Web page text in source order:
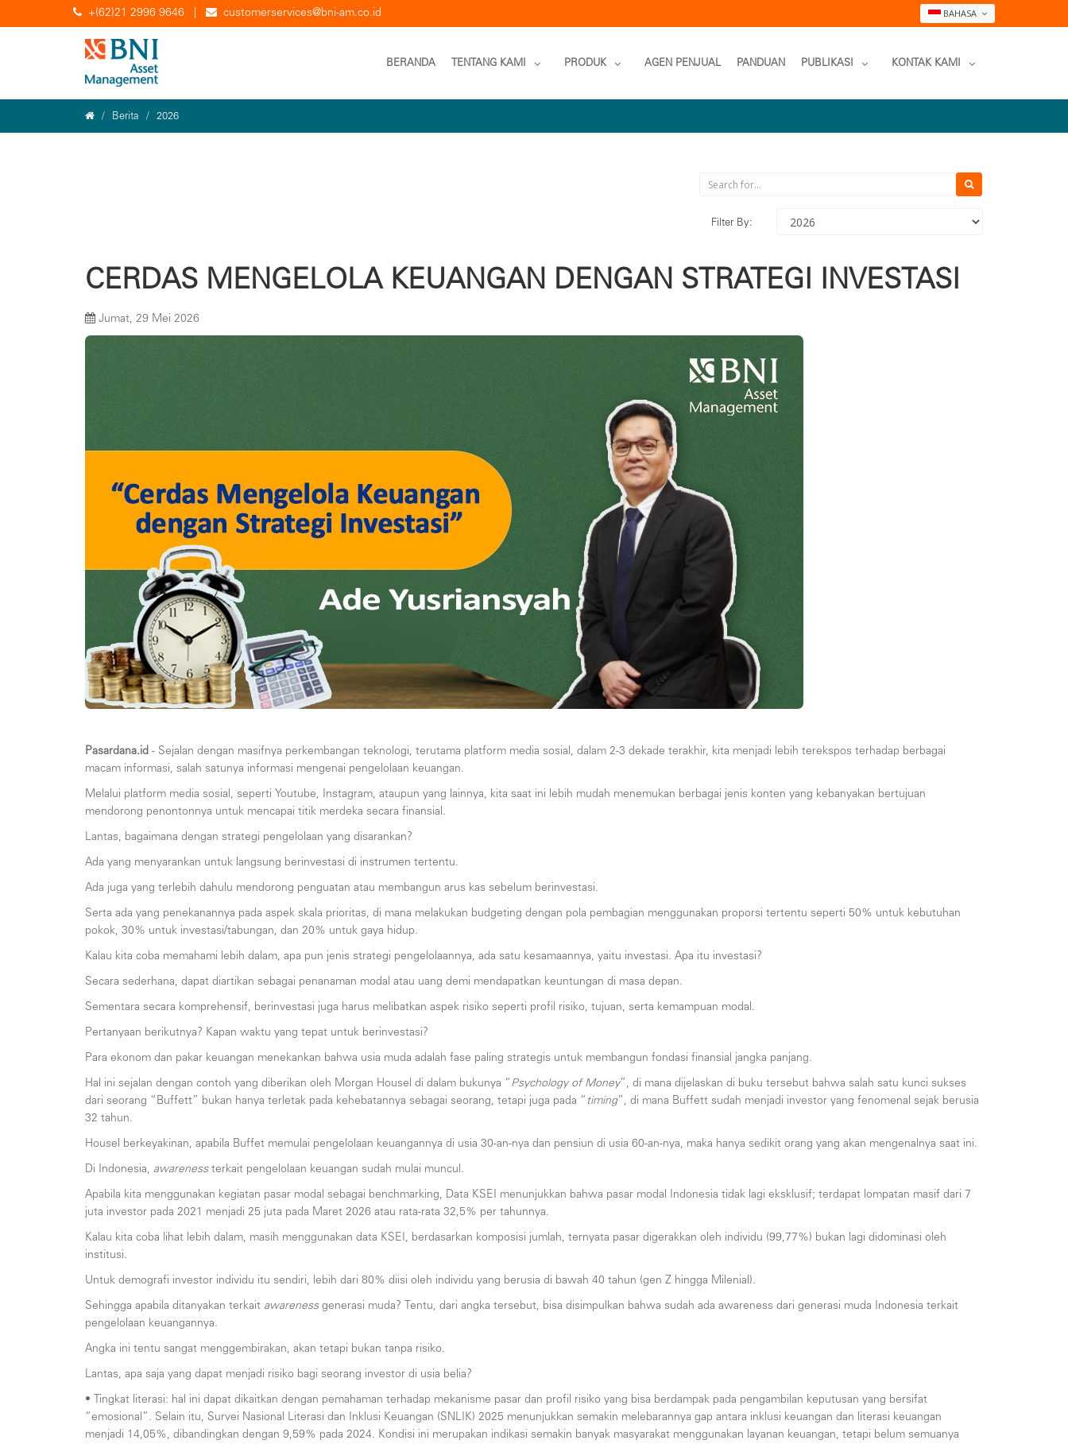
BAHASA
+(62)21 2996 9646 customerservices@bni-am.co.id
BERANDA TENTANG KAMI PRODUK AGEN PENJUAL PANDUAN PUBLIKASI KONTAK KAMI
Berita 2026
Filter By:
CERDAS MENGELOLA KEUANGAN DENGAN STRATEGI INVESTASI
Jumat, 29 Mei 2026
Pasardana.id - Sejalan dengan masifnya perkembangan teknologi, terutama platform media sosial, dalam 2-3 dekade terakhir, kita menjadi lebih terekspos terhadap berbagai
macam informasi, salah satunya informasi mengenai pengelolaan keuangan.
Melalui platform media sosial, seperti Youtube, Instagram, ataupun yang lainnya, kita saat ini lebih mudah menemukan berbagai jenis konten yang kebanyakan bertujuan
mendorong penontonnya untuk mencapai titik merdeka secara finansial.
Lantas, bagaimana dengan strategi pengelolaan yang disarankan?
Ada yang menyarankan untuk langsung berinvestasi di instrumen tertentu.
Ada juga yang terlebih dahulu mendorong penguatan atau membangun arus kas sebelum berinvestasi.
Serta ada yang penekanannya pada aspek skala prioritas, di mana melakukan budgeting dengan pola pembagian menggunakan proporsi tertentu seperti 50% untuk kebutuhan
pokok, 30% untuk investasi/tabungan, dan 20% untuk gaya hidup.
Kalau kita coba memahami lebih dalam, apa pun jenis strategi pengelolaannya, ada satu kesamaannya, yaitu investasi. Apa itu investasi?
Secara sederhana, dapat diartikan sebagai penanaman modal atau uang demi mendapatkan keuntungan di masa depan.
Sementara secara komprehensif, berinvestasi juga harus melibatkan aspek risiko seperti profil risiko, tujuan, serta kemampuan modal.
Pertanyaan berikutnya? Kapan waktu yang tepat untuk berinvestasi?
Para ekonom dan pakar keuangan menekankan bahwa usia muda adalah fase paling strategis untuk membangun fondasi finansial jangka panjang.
Hal ini sejalan dengan contoh yang diberikan oleh Morgan Housel di dalam bukunya “Psychology of Money”, di mana dijelaskan di buku tersebut bahwa salah satu kunci sukses
dari seorang “Buffett” bukan hanya terletak pada kehebatannya sebagai seorang, tetapi juga pada “ timing”, di mana Buffett sudah menjadi investor yang fenomenal sejak berusia
32 tahun.
Housel berkeyakinan, apabila Buffet memulai pengelolaan keuangannya di usia 30-an-nya dan pensiun di usia 60-an-nya, maka hanya sedikit orang yang akan mengenalnya saat ini.
Di Indonesia, awarenessterkait pengelolaan keuangan sudah mulai muncul.
Apabila kita menggunakan kegiatan pasar modal sebagai benchmarking, Data KSEI menunjukkan bahwa pasar modal Indonesia tidak lagi eksklusif; terdapat lompatan masif dari 7
juta investor pada 2021 menjadi 25 juta pada Maret 2026 atau rata-rata 32,5% per tahunnya.
Kalau kita coba lihat lebih dalam, masih menggunakan data KSEI, berdasarkan komposisi jumlah, ternyata pasar digerakkan oleh individu (99,77%) bukan lagi didominasi oleh
institusi.
Untuk demografi investor individu itu sendiri, lebih dari 80% diisi oleh individu yang berusia di bawah 40 tahun (gen Z hingga Milenial).
Sehingga apabila ditanyakan terkait awarenessgenerasi muda? Tentu, dari angka tersebut, bisa disimpulkan bahwa sudah ada awareness dari generasi muda Indonesia terkait
pengelolaan keuangannya.
Angka ini tentu sangat menggembirakan, akan tetapi bukan tanpa risiko.
Lantas, apa saja yang dapat menjadi risiko bagi seorang investor di usia belia?
• Tingkat literasi: hal ini dapat dikaitkan dengan pemahaman terhadap mekanisme pasar dan profil risiko yang bisa berdampak pada pengambilan keputusan yang bersifat
“emosional”. Selain itu, Survei Nasional Literasi dan Inklusi Keuangan (SNLIK) 2025 menunjukkan semakin melebarannya gap antara inklusi keuangan dan literasi keuangan
menjadi 14,05%, dibandingkan dengan 9,59% pada 2024. Kondisi ini merupakan indikasi semakin banyak masyarakat menggunakan layanan keuangan, tetapi belum semuanya